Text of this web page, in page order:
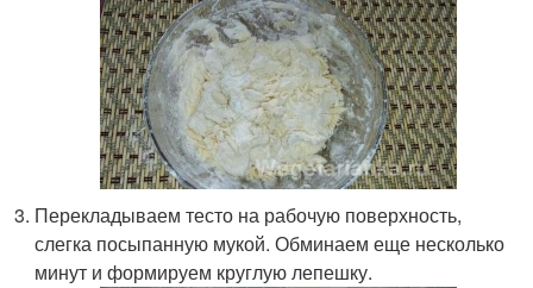
Перекладываем тесто на рабочую поверхность,
слегка посыпанную мукой. Обминаем еще несколько
минут и формируем круглую лепешку.